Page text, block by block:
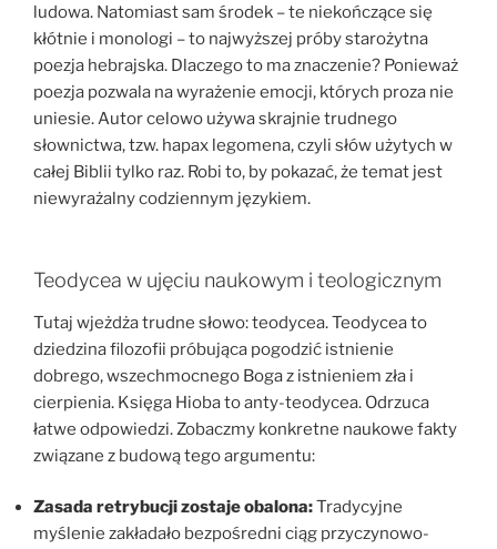
ludowa. Natomiast sam środek – te niekończące się
kłótnie i monologi – to najwyższej próby starożytna
poezja hebrajska. Dlaczego to ma znaczenie? Ponieważ
poezja pozwala na wyrażenie emocji, których proza nie
uniesie. Autor celowo używa skrajnie trudnego
słownictwa, tzw. hapax legomena, czyli słów użytych w
całej Biblii tylko raz. Robi to, by pokazać, że temat jest
niewyrażalny codziennym językiem.
Teodycea w ujęciu naukowym i teologicznym
Tutaj wjeżdża trudne słowo: teodycea. Teodycea to
dziedzina filozofii próbująca pogodzić istnienie
dobrego, wszechmocnego Boga z istnieniem zła i
cierpienia. Księga Hioba to anty-teodycea. Odrzuca
łatwe odpowiedzi. Zobaczmy konkretne naukowe fakty
związane z budową tego argumentu:
Zasada retrybucji zostaje obalona:Tradycyjne
myślenie zakładało bezpośredni ciąg przyczynowo-